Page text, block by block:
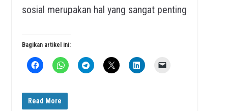
sosial merupakan hal yang sangat penting
Bagikan artikel ini:
Read More